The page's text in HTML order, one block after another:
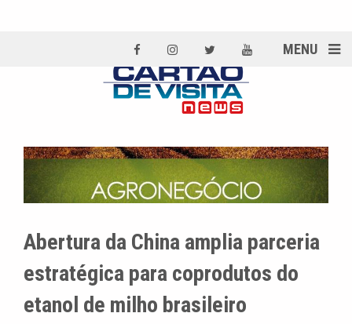
MENU
Abertura da China amplia parceria
estratégica para coprodutos do
etanol de milho brasileiro